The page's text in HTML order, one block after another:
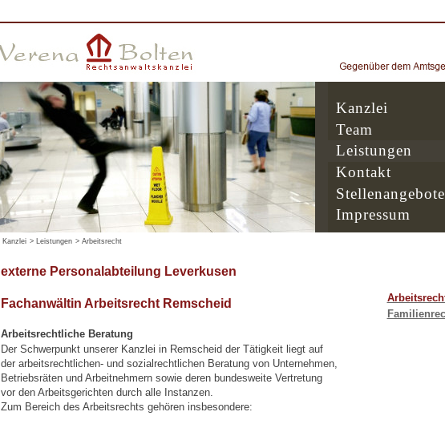
Kanzlei
Team
Leistungen
Kontakt
Stellenangebote
Impressum
Kanzlei > Leistungen > Arbeitsrecht
externe Personalabteilung Leverkusen
Fachanwältin Arbeitsrecht Remscheid
Arbeitsrechtliche Beratung
Der Schwerpunkt unserer Kanzlei in Remscheid der Tätigkeit liegt auf
der arbeitsrechtlichen- und sozialrechtlichen Beratung von Unternehmen,
Betriebsräten und Arbeitnehmern sowie deren bundesweite Vertretung
vor den Arbeitsgerichten durch alle Instanzen.
Zum Bereich des Arbeitsrechts gehören insbesondere: